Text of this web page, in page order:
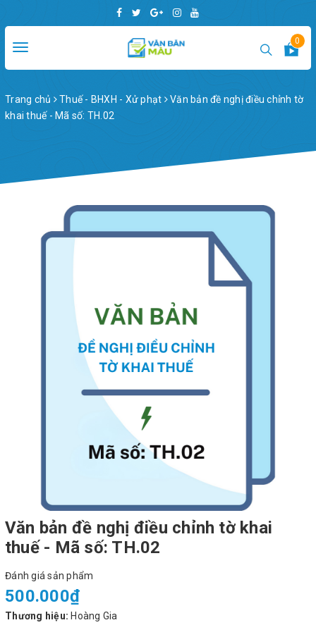
Toggle
0
Trang chủ Thuế - BHXH - Xử phạt
Văn bản đề nghị điều chỉnh tờ
khai thuế - Mã số: TH.02
Văn bản đề nghị điều chỉnh tờ khai
thuế - Mã số: TH.02
Đánh giá sản phẩm
500.000₫
Thương hiệu: Hoàng Gia